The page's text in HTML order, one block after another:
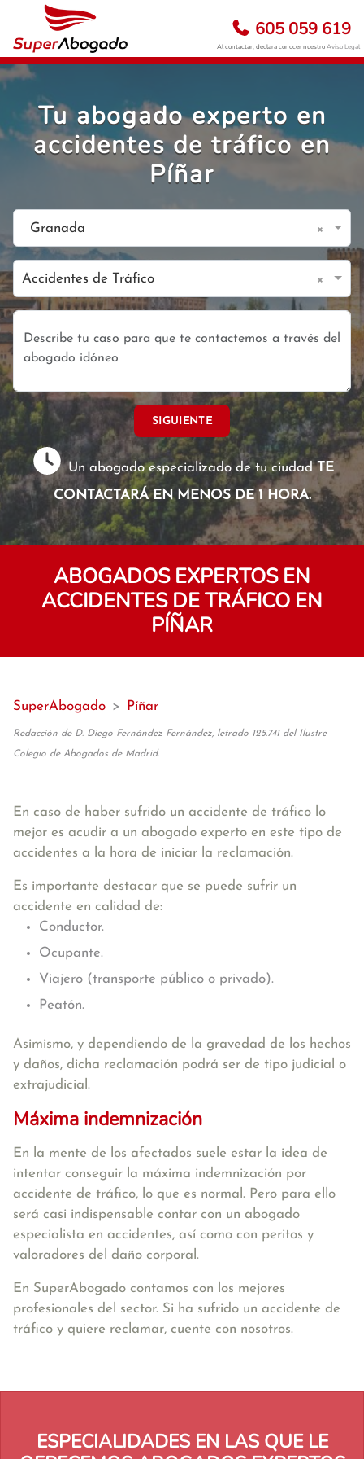
605 059 619
Al contactar, declara conocer nuestroAviso Legal
Tu abogado experto en
accidentes de tráfico en
Píñar
Granada ×
Accidentes de Tráfico ×
SIGUIENTE
Un abogado especializado de tu ciudadTE
CONTACTARÁ EN MENOS DE 1 HORA.
ABOGADOS EXPERTOS EN
ACCIDENTES DE TRÁFICO EN
PÍÑAR
SuperAbogado > Píñar
Redacción de D. Diego Fernández Fernández, letrado 125.741 del Ilustre
Colegio de Abogados de Madrid.
En caso de haber sufrido un accidente de tráfico lo
mejor es acudir a un abogado experto en este tipo de
accidentes a la hora de iniciar la reclamación.
Es importante destacar que se puede sufrir un
accidente en calidad de:
Conductor.
Ocupante.
Viajero (transporte público o privado).
Peatón.
Asimismo, y dependiendo de la gravedad de los hechos
y daños, dicha reclamación podrá ser de tipo judicial o
extrajudicial.
Máxima indemnización
En la mente de los afectados suele estar la idea de
intentar conseguir la máxima indemnización por
accidente de tráfico, lo que es normal. Pero para ello
será casi indispensable contar con un abogado
especialista en accidentes, así como con peritos y
valoradores del daño corporal.
En SuperAbogado contamos con los mejores
profesionales del sector. Si ha sufrido un accidente de
tráfico y quiere reclamar, cuente con nosotros.
ESPECIALIDADES EN LAS QUE LE